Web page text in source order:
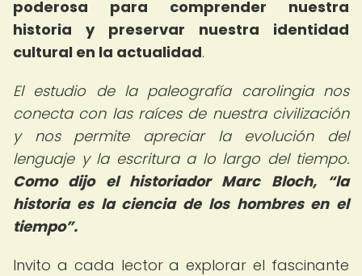
poderosa para comprender nuestra
historia y preservar nuestra identidad
cultural en la actualidad.
El estudio de la paleografía carolingia nos
conecta con las raíces de nuestra civilización
y nos permite apreciar la evolución del
lenguaje y la escritura a lo largo del tiempo.
Como dijo el historiador Marc Bloch,
la
historia es la ciencia de los hombres en el
tiempo .
Invito a cada lector a explorar el fascinante